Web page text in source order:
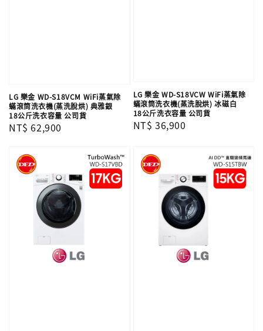
LG 樂金 WD-S18VCM WiFi蒸氣除
蟎滾筒洗衣機(蒸洗脫烘) 典雅銀
18公斤洗衣容量 公司貨
Regular
NT$ 62,900
LG 樂金 WD-S18VCW WiFi蒸氣除
蟎滾筒洗衣機(蒸洗脫烘) 冰磁白
18公斤洗衣容量 公司貨
Regular
NT$ 36,900